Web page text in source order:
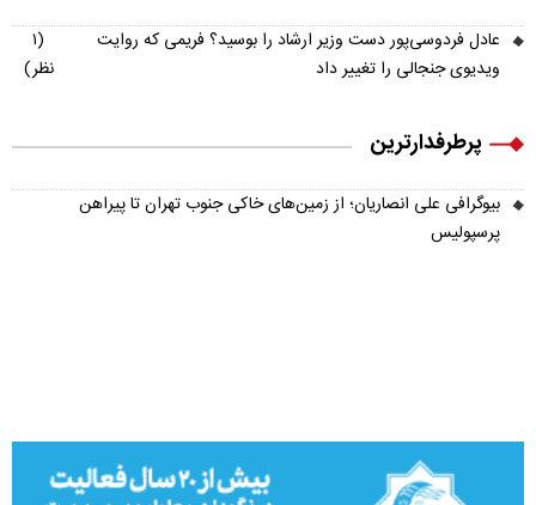
عادل فردوسی‌پور دست وزیر ارشاد را بوسید؟ فریمی که روایت
ویدیوی جنجالی را تغییر داد
(۱
نظر)
پرطرفدارترین
بیوگرافی علی انصاریان؛ از زمین‌های خاکی جنوب تهران تا پیراهن
پرسپولیس